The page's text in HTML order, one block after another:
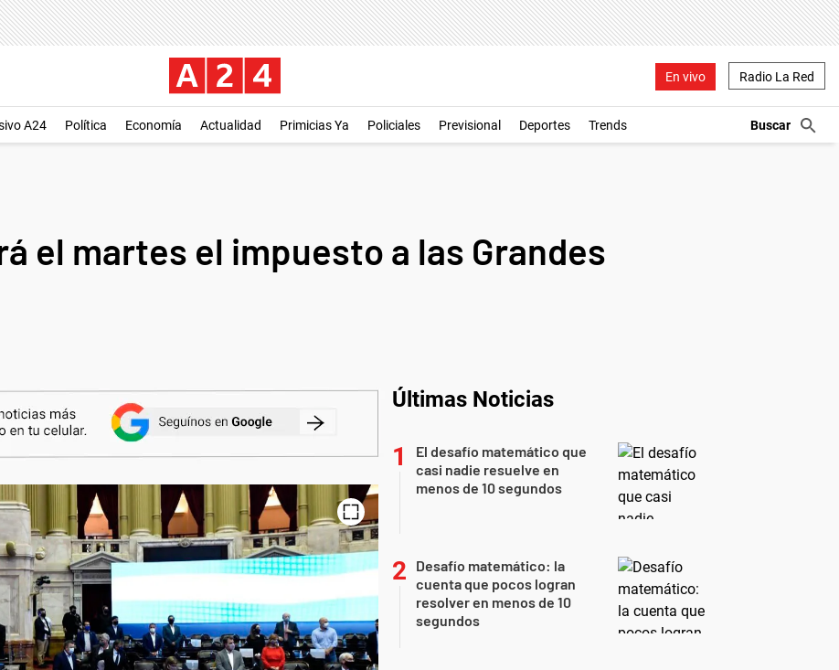
En vivo Radio La Red
A24 Política Economía Actualidad Primicias Ya Policiales Previsional Deportes Trends
el martes el impuesto a las Grandes
Últimas Noticias
El desafío matemático que
casi nadie resuelve en
menos de 10 segundos
Desafío matemático: la
cuenta que pocos logran
resolver en menos de 10
segundos